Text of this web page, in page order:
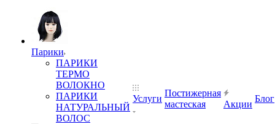
Парики
ПАРИКИ
ТЕРМО
ВОЛОКНО
ПАРИКИ
НАТУРАЛЬНЫЙ
ВОЛОС
Услуги
Постижерная
мастеская
Акции
Блог